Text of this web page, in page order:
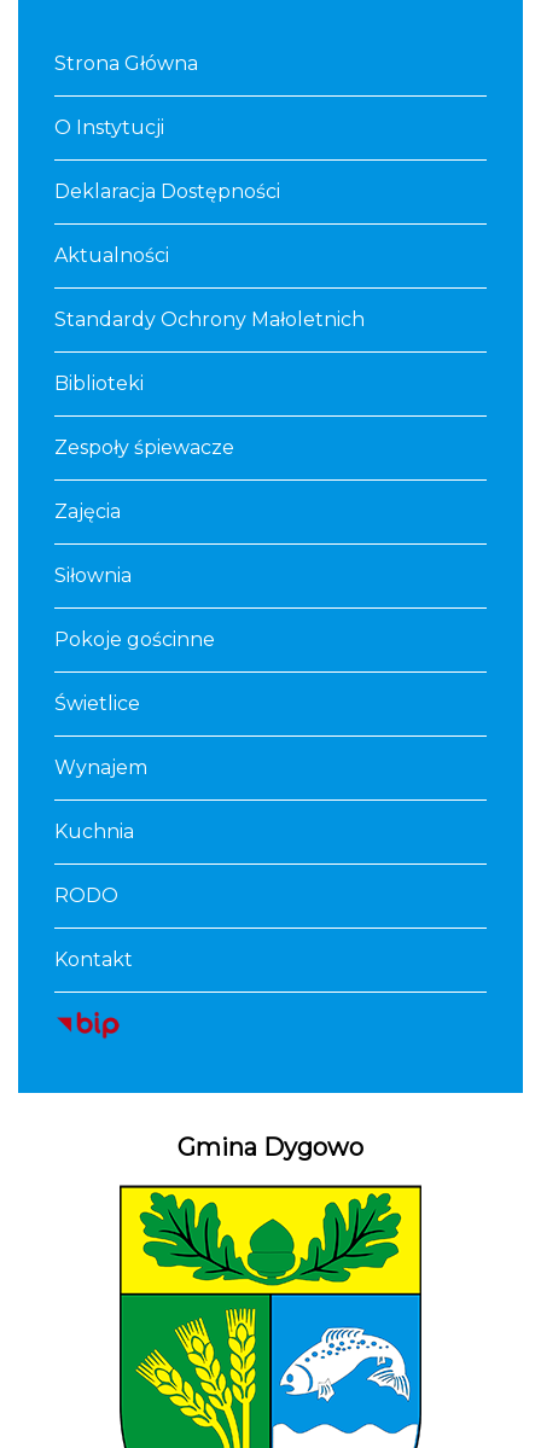
Strona Główna
O Instytucji
Deklaracja Dostępności
Aktualności
Standardy Ochrony Małoletnich
Biblioteki
Zespoły śpiewacze
Zajęcia
Siłownia
Pokoje gościnne
Świetlice
Wynajem
Kuchnia
RODO
Kontakt
Gmina Dygowo